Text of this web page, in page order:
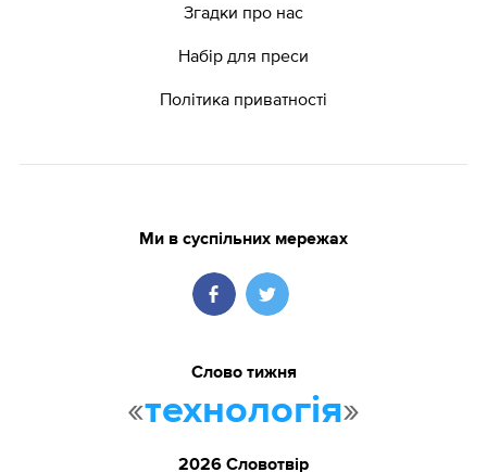
Згадки про нас
Набір для преси
Політика приватності
Ми в суспільних мережах
Слово тижня
«технологія»
2026 Словотвір